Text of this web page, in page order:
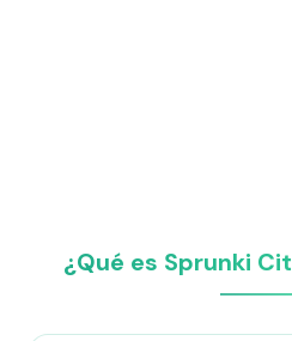
¿Qué es Sprunki